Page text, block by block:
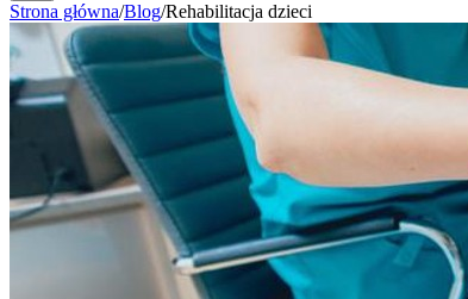
Strona główna/Blog/Rehabilitacja dzieci